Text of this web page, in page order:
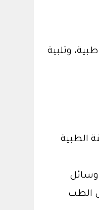
وتلبية
الطبية
وسائل
الطب